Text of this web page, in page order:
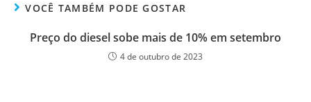
VOCÊ TAMBÉM PODE GOSTAR
Preço do diesel sobe mais de 10% em setembro
4 de outubro de 2023